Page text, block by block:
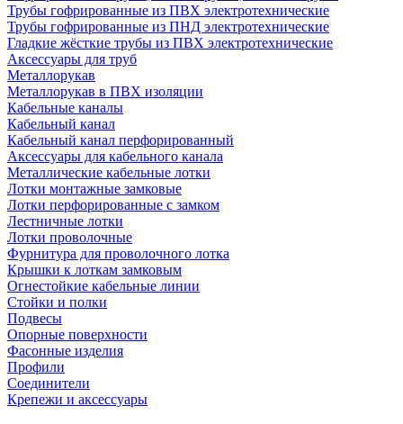
Трубы гофрированные из ПВХ электротехнические
Трубы гофрированные из ПНД электротехнические
Гладкие жёсткие трубы из ПВХ электротехнические
Аксессуары для труб
Металлорукав
Металлорукав в ПВХ изоляции
Кабельные каналы
Кабельный канал
Кабельный канал перфорированный
Аксессуары для кабельного канала
Металлические кабельные лотки
Лотки монтажные замковые
Лотки перфорированные с замком
Лестничные лотки
Лотки проволочные
Фурнитура для проволочного лотка
Крышки к лоткам замковым
Огнестойкие кабельные линии
Стойки и полки
Подвесы
Опорные поверхности
Фасонные изделия
Профили
Соединители
Крепежи и аксессуары